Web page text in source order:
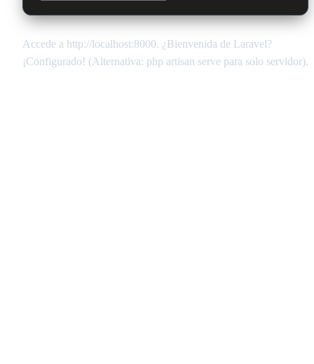
Accede a http://localhost:8000. ¿Bienvenida de Laravel?
¡Configurado! (Alternativa: php artisan serve para solo servidor).